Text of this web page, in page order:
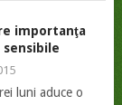
importanţa
luni aduce o